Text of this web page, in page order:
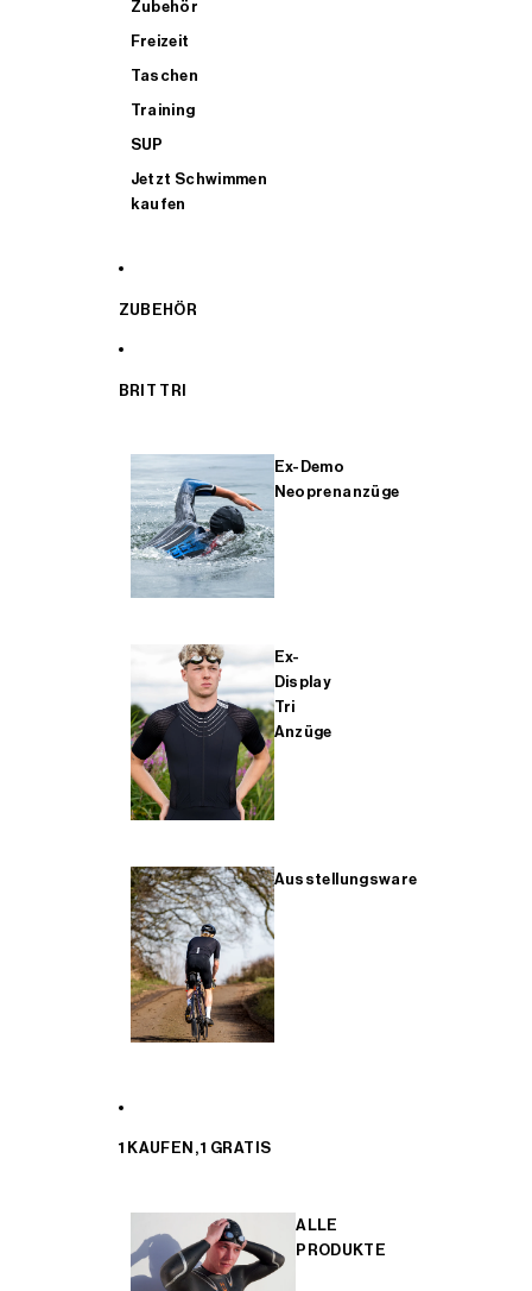
Zubehör
Freizeit
Taschen
Training
SUP
Jetzt Schwimmen
kaufen
ZUBEHÖR
BRIT TRI
Ex-Demo
Neoprenanzüge
Ex-
Display
Tri
Anzüge
Ausstellungsware
1 KAUFEN, 1 GRATIS
ALLE
PRODUKTE